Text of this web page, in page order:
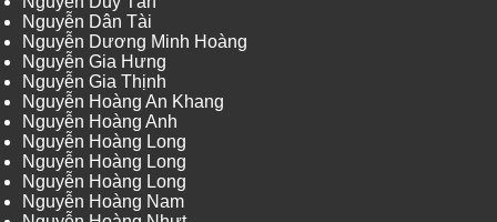
Nguyễn Dân Tài
Nguyễn Dương Minh Hoàng
Nguyễn Gia Hưng
Nguyễn Gia Thịnh
Nguyễn Hoàng An Khang
Nguyễn Hoàng Anh
Nguyễn Hoàng Long
Nguyễn Hoàng Long
Nguyễn Hoàng Long
Nguyễn Hoàng Nam